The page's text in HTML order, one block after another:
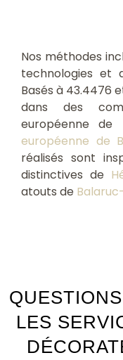
Nos méthodes
technologies et
Basés à 43.4476
dans des
européenne de
européenne de
réalisés sont
distinctives de
atouts de
LES